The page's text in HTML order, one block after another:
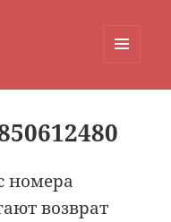
номера
возврат